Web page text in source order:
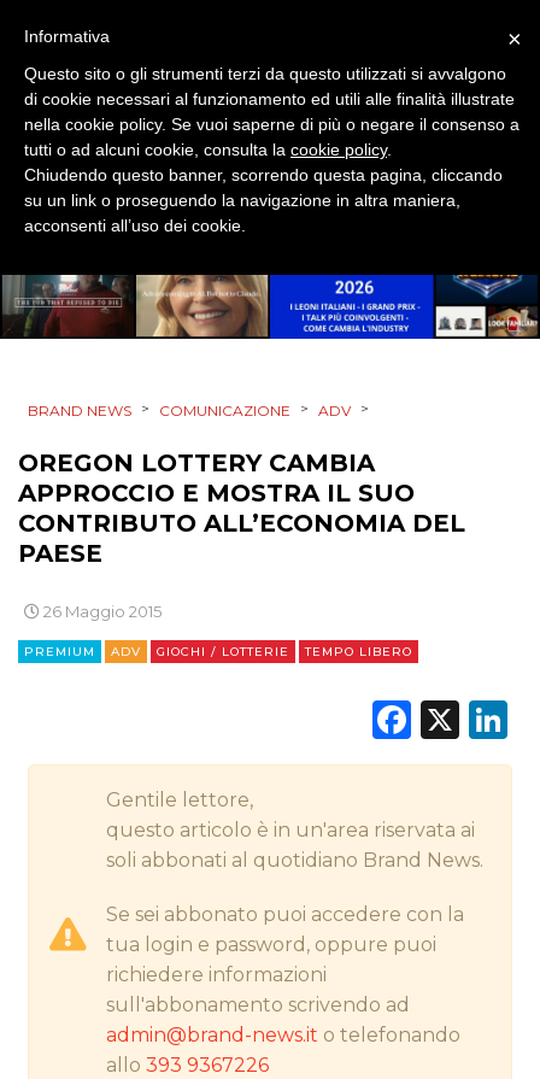
DESIGN
EVENTI
MOBILE
PROMOZIONI
PRODOTTI
STRATEGIE
CINEMA
ESTERNA
RADIO / AUDIO
BRAND NEWS > COMUNICAZIONE > ADV >
OREGON LOTTERY CAMBIA
APPROCCIO E MOSTRA IL SUO
CONTRIBUTO ALL’ECONOMIA DEL
PAESE
26 Maggio 2015
PREMIUM ADV GIOCHI / LOTTERIE TEMPO LIBERO
X
Gentile lettore,
questo articolo è in un'area riservata ai
soli abbonati al quotidiano Brand News.
Se sei abbonato puoi accedere con la
tua login e password, oppure puoi
richiedere informazioni
sull'abbonamento scrivendo ad
admin@brand-news.it o telefonando
allo393 9367226
×
Informativa
Questo sito o gli strumenti terzi da questo utilizzati si avvalgono
di cookie necessari al funzionamento ed utili alle finalità illustrate
nella cookie policy. Se vuoi saperne di più o negare il consenso a
tutti o ad alcuni cookie, consulta la cookie policy.
Chiudendo questo banner, scorrendo questa pagina, cliccando
su un link o proseguendo la navigazione in altra maniera,
acconsenti all’uso dei cookie.